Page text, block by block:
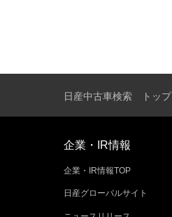
日産中古車検索 トップ
企業・IR情報
企業・IR情報TOP
日産グローバルサイト